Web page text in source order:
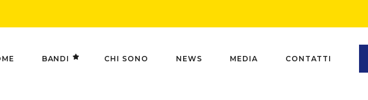
BANDI CHI SONO NEWS MEDIA CONTATTI